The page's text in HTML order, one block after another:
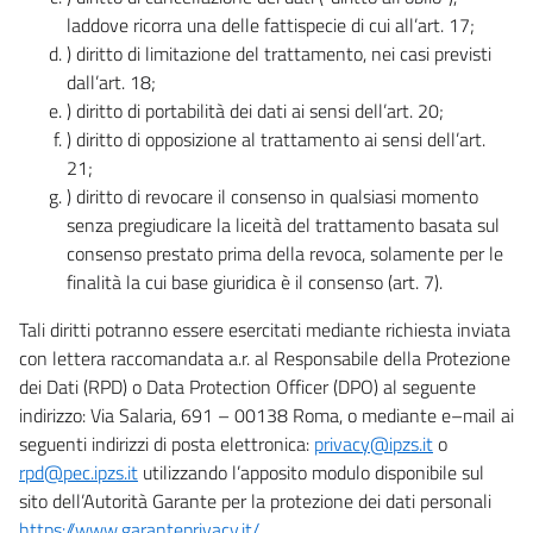
laddove ricorra una delle fattispecie di cui all’art. 17;
) diritto di limitazione del trattamento, nei casi previsti
dall’art. 18;
) diritto di portabilità dei dati ai sensi dell’art. 20;
) diritto di opposizione al trattamento ai sensi dell’art.
21;
) diritto di revocare il consenso in qualsiasi momento
senza pregiudicare la liceità del trattamento basata sul
consenso prestato prima della revoca, solamente per le
finalità la cui base giuridica è il consenso (art. 7).
Tali diritti potranno essere esercitati mediante richiesta inviata
con lettera raccomandata a.r. al Responsabile della Protezione
dei Dati (RPD) o Data Protection Officer (DPO) al seguente
indirizzo: Via Salaria, 691 – 00138 Roma, o mediante e–mail ai
seguenti indirizzi di posta elettronica: privacy@ipzs.ito
rpd@pec.ipzs.it utilizzando l’apposito modulo disponibile sul
sito dell’Autorità Garante per la protezione dei dati personali